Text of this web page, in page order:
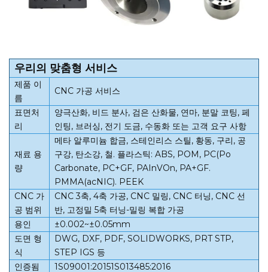
우리의 맞춤형 서비스
제품 이
름
CNC 가공 서비스
표면처
리
양극산화, 비드 분사, 검은 산화물, 연마, 분말 코팅, 페
인팅, 브러싱, 전기 도금, 수동화 또는 고객 요구 사항
재료 용
량
메타 알루미늄 합금, 스테인리스 스틸, 황동, 구리, 공
구강, 탄소강, 철. 플라스틱: ABS, POM, PC(Po
Carbonate, PC+GF, PAInVOn, PA+GF.
PMMA(acNIC). PEEK
CNC 가
공 범위
CNC 3축, 4축 가공, CNC 밀링, CNC 터닝, CNC 선
반, 고정밀 5축 터닝-밀링 복합 가공
용인
±0.002~±0.05mm
도면 형
식
DWG, DXF, PDF, SOLIDWORKS, PRT STP,
STEP IGS 등
인증됨
1S09001:20151S013485:2016